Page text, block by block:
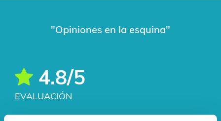
"Opiniones en la esquina"
4.8/5
EVALUACIÓN